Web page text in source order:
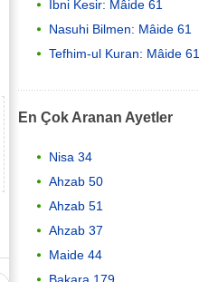
İbni Kesir: Mâide 61
Nasuhi Bilmen: Mâide 61
Tefhim-ul Kuran: Mâide 61
En Çok Aranan Ayetler
Nisa 34
Ahzab 50
Ahzab 51
Ahzab 37
Maide 44
Bakara 179